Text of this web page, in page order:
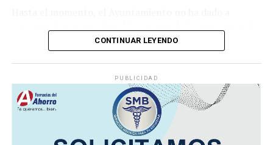
informado quién ocupará la Secretaría del
Se espera que en las próximas horas el gobierno
municipal emita una postura oficial sobre la salida del
funcionario y anuncie a la persona que asumirá el cargo.
CONTINUAR LEYENDO
PUBLICIDAD